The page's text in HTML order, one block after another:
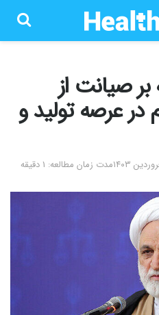
صیانت از
در عرصه تولید و
مدت زمان مطالعه: 1 دقیقه